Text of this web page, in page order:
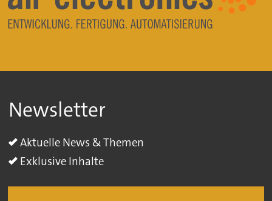
Newsletter
Aktuelle News & Themen
Exklusive Inhalte